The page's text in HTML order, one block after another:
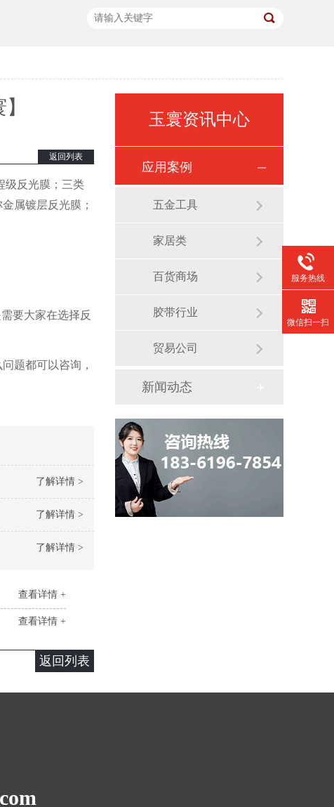
返回列表
级反光膜；三类
属镀层反光膜；
要大家在选择反
题都可以咨询，
了解详情 >
了解详情 >
了解详情 >
查看详情 +
查看详情 +
返回列表
玉寰资讯中心
应用案例
五金工具
家居类
百货商场
胶带行业
贸易公司
新闻动态
服务热线
微信扫一扫